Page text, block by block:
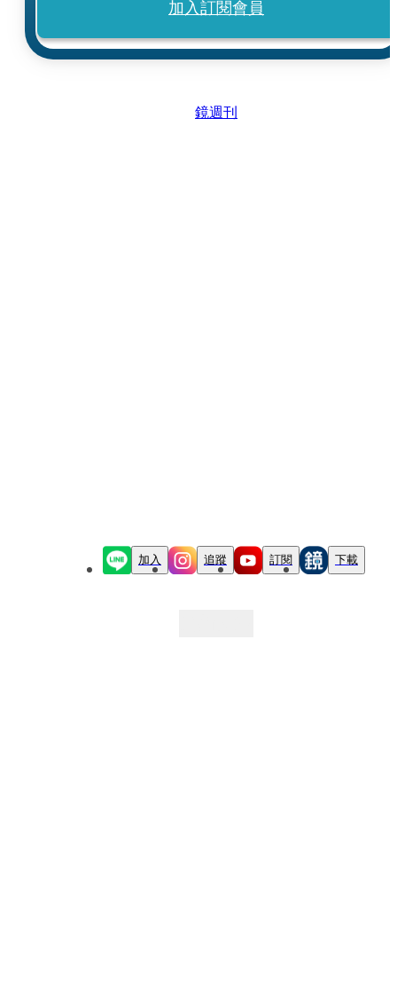
加入訂閱會員
鏡週刊
加入 追蹤 訂閱 下載